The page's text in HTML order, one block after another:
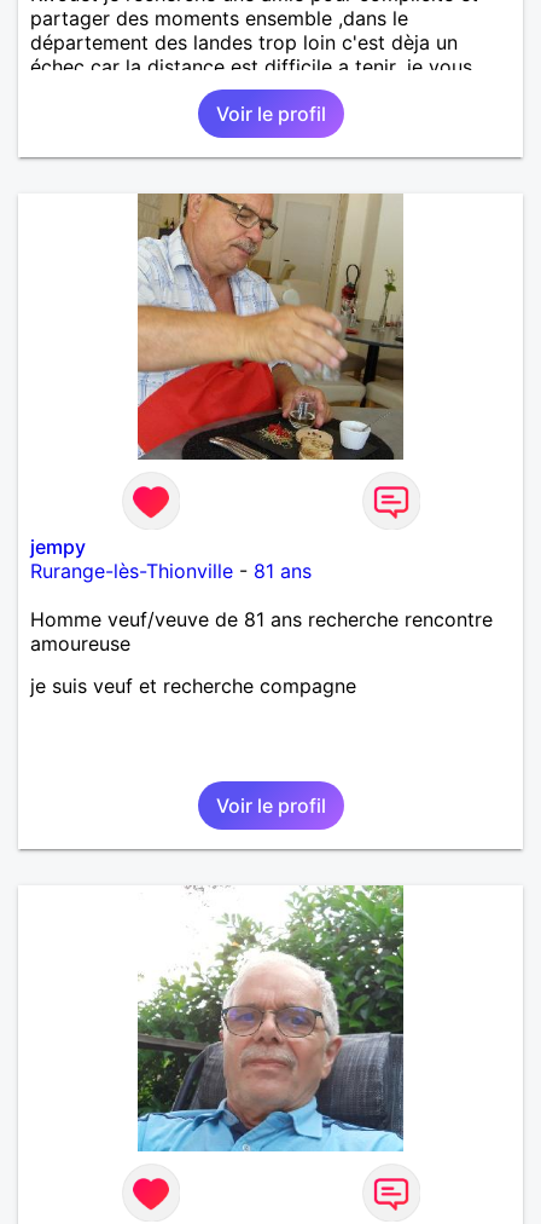
partager des moments ensemble ,dans le
département des landes trop loin c'est dèja un
échec car la distance est difficile a tenir ,je vous
remercie par avance bonne journée ,
Voir le profil
jempy
Rurange-lès-Thionville - 81 ans
Homme veuf/veuve de 81 ans recherche rencontre
amoureuse
je suis veuf et recherche compagne
Voir le profil